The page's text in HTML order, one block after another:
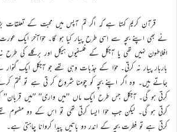
قرآن کریم کہتا ہے کہ اگر تم آپس میں محبت کے تعلقات
نے بھی اپنے بچہ سے اِسی طرح پیار کیا ہو گا۔ حوّاآخر ایک
افلاطون نہیں تھی یا آجکل کے فلسفیوں ہیکل اور برکلے کی طرح
باربار پیار نہ کرتی۔ حوّا کے جذبات وہی تھے جو آجکل ایک
جاتے ہیں۔ وہ اگر اپنے بچہ کو چومنا شروع کر تی ہے تو ختم
کرتی ہو گی۔ آجکل جس طرح ایک ماں ’’میں واری‘‘ ’’میں
کرتی ہو گی۔ لیکن جب حوّا ایسا کرتی تھی تو اس کے دو مفہوم
کرتی ہے تو فطرت بچہ کے اندر دو باتیں پیدا کروانا چاہتی ہے۔